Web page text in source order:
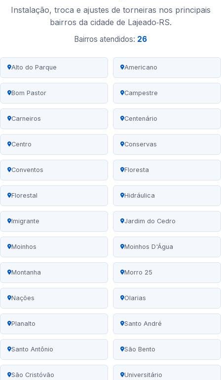
Instalação, troca e ajustes de torneiras nos principais
bairros da cidade de Lajeado‑RS.
Bairros atendidos: 26
Alto do Parque Americano
Bom Pastor Campestre
Carneiros Centenário
Centro Conservas
Conventos Floresta
Florestal Hidráulica
Imigrante Jardim do Cedro
Moinhos Moinhos D'Água
Montanha Morro 25
Nações Olarias
Planalto Santo André
Santo Antônio São Bento
São Cristóvão Universitário